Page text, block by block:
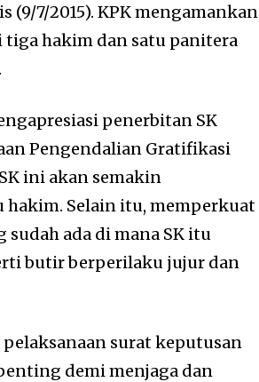
(9/7/2015). KPK mengamankan
tiga hakim dan satu panitera
penerbitan SK
Pengendalian Gratifikasi
ini akan semakin
Selain itu, memperkuat
ada di mana SK itu
butir berperilaku jujur dan
surat keputusan
demi menjaga dan